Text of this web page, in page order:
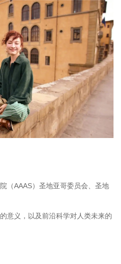
（AAAS）圣地亚哥委员会、圣地
意义，以及前沿科学对人类未来的